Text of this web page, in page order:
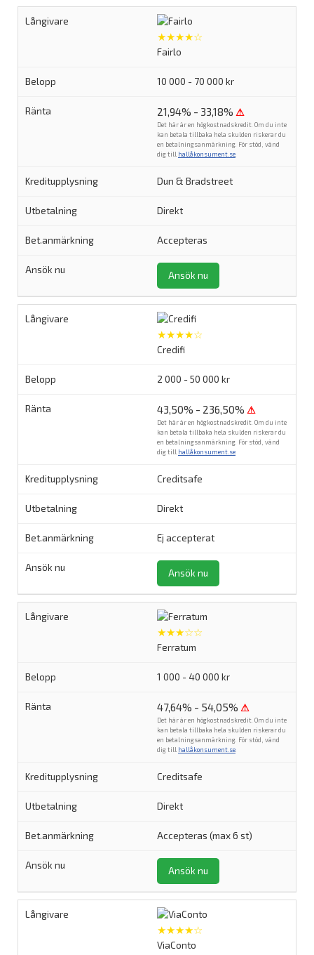
★★★★☆
Fairlo
10 000 - 70 000 kr
21,94% - 33,18% ⚠
Det här är en högkostnadskredit. Om du inte
kan betala tillbaka hela skulden riskerar du
en betalningsanmärkning. För stöd, vänd
dig till hallåkonsument.se
Dun & Bradstreet
Direkt
Accepteras
Ansök nu
★★★★☆
Credifi
2 000 - 50 000 kr
43,50% - 236,50% ⚠
Det här är en högkostnadskredit. Om du inte
kan betala tillbaka hela skulden riskerar du
en betalningsanmärkning. För stöd, vänd
dig till hallåkonsument.se
Creditsafe
Direkt
Ej accepterat
Ansök nu
★★★☆☆
Ferratum
1 000 - 40 000 kr
47,64% - 54,05% ⚠
Det här är en högkostnadskredit. Om du inte
kan betala tillbaka hela skulden riskerar du
en betalningsanmärkning. För stöd, vänd
dig till hallåkonsument.se
Creditsafe
Direkt
Accepteras (max 6 st)
Ansök nu
★★★★☆
ViaConto